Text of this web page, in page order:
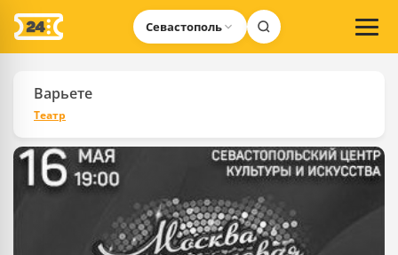
Севастополь
Варьете
Театр